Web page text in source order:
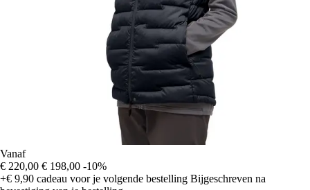
Vanaf
€ 220,00 € 198,00 -10%
+€ 9,90 cadeau voor je volgende bestelling Bijgeschreven na